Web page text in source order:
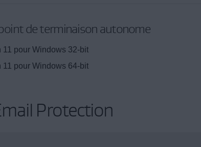
de terminaison autonome
11 pour Windows 32-bit
11 pour Windows 64-bit
Protection